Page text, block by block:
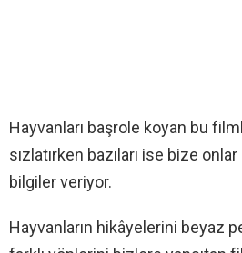
Hayvanları başrole koyan bu
sızlatırken bazıları ise bize
bilgiler veriyor.
Hayvanların hikâyelerini beyaz